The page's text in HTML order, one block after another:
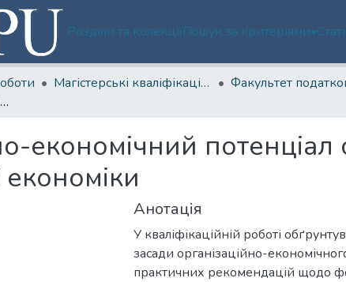
Розділи та колекціїПошук за критеріями
Магістерські кваліфікаційні роботи
Організаційно-економічний потенціал стратегічного розвитку регіональної економіки
економічний потенціал
економіки
Анотація
У кваліфікаційній роботі
засади організаційно-
практичних рекомендацій щодо